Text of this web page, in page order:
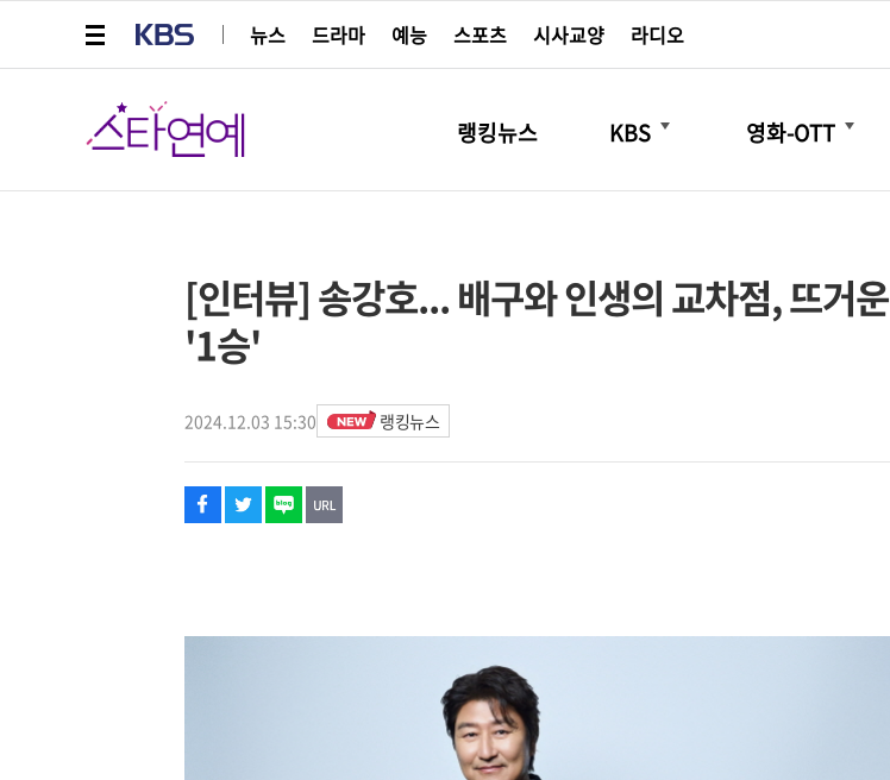
뉴스
드라마 예능 스포츠 시사교양 라디오
스타연예
랭킹뉴스 KBS
더보기
영화-OTT
더보기
[인터뷰] 송강호... 배구와 인생의 교차점, 뜨거운
'1승'
2024.12.03 15:30 랭킹뉴스
페이스북
트위터
네이버
URL복사
글씨 작게보기
글씨 크게보기
해시태그
스타박스